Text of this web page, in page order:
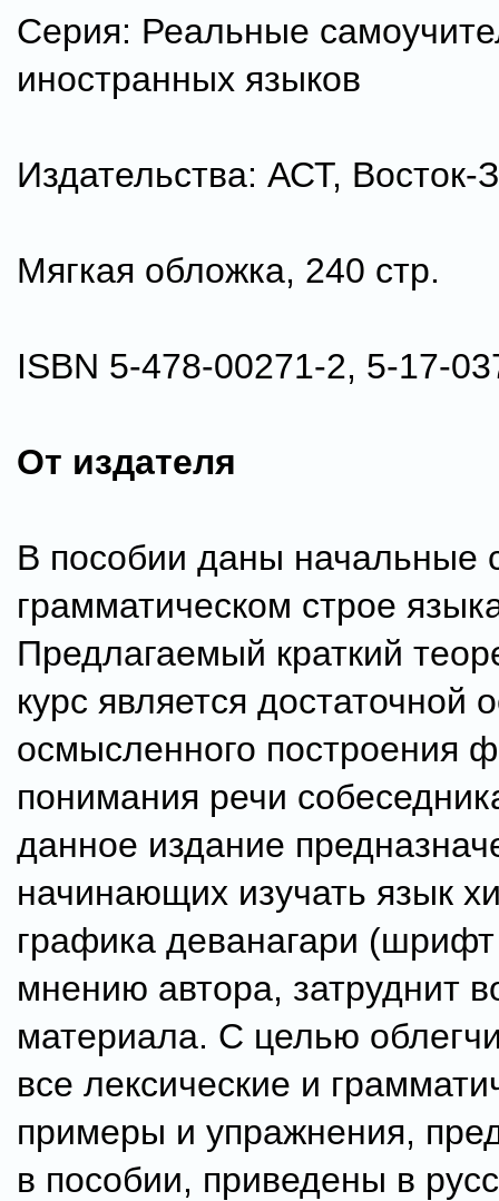
Серия: Реальные
иностранных языков
Издательства: АСТ, Восток-
Мягкая обложка, 240 стр.
ISBN 5-478-00271-2, 5-17-
От издателя
В пособии даны начальные
грамматическом строе
Предлагаемый краткий
курс является достаточной
осмысленного построения
понимания речи
данное издание
начинающих изучать язык
графика деванагари
мнению автора, затруднит
материала. С целью
все лексические и
примеры и упражнения,
в пособии, приведены в